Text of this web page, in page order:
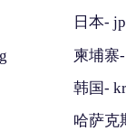
日本- jp
柬埔寨
韩国- kr
哈萨克